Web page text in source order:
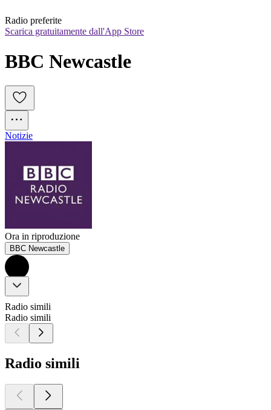
Radio preferite
Scarica gratuitamente dall'App Store
BBC Newcastle
Notizie
Ora in riproduzione
BBC Newcastle
Radio simili
Radio simili
Radio simili